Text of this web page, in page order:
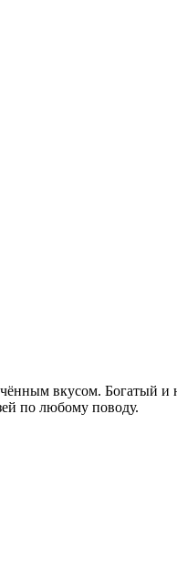
вкусом. Богатый и
по любому поводу.